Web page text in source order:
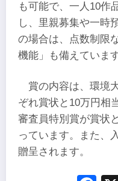
も可能で、一人10作
し、里親募集や一時
の場合は、点数制限
機能」も備えています
賞の内容は、環境
ぞれ賞状と10万円相
審査員特別賞が賞状
っています。また、
贈呈されます。